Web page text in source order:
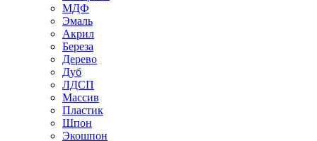
МДФ
Эмаль
Акрил
Береза
Дерево
Дуб
ЛДСП
Массив
Пластик
Шпон
Экошпон